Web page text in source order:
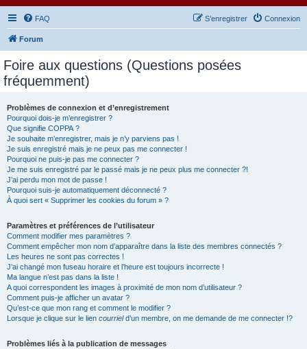
FAQ Connexion
S’enregistrer
Forum
Foire aux questions (Questions posées
fréquemment)
Problèmes de connexion et d’enregistrement
Pourquoi dois-je m’enregistrer ?
Que signifie COPPA ?
Je souhaite m’enregistrer, mais je n’y parviens pas !
Je suis enregistré mais je ne peux pas me connecter !
Pourquoi ne puis-je pas me connecter ?
Je me suis enregistré par le passé mais je ne peux plus me connecter ?!
J’ai perdu mon mot de passe !
Pourquoi suis-je automatiquement déconnecté ?
À quoi sert « Supprimer les cookies du forum » ?
Paramètres et préférences de l’utilisateur
Comment modifier mes paramètres ?
Comment empêcher mon nom d’apparaître dans la liste des membres connectés ?
Les heures ne sont pas correctes !
J’ai changé mon fuseau horaire et l’heure est toujours incorrecte !
Ma langue n’est pas dans la liste !
A quoi correspondent les images à proximité de mon nom d’utilisateur ?
Comment puis-je afficher un avatar ?
Qu’est-ce que mon rang et comment le modifier ?
Lorsque je clique sur le lien courrield’un membre, on me demande de me connecter !?
Problèmes liés à la publication de messages